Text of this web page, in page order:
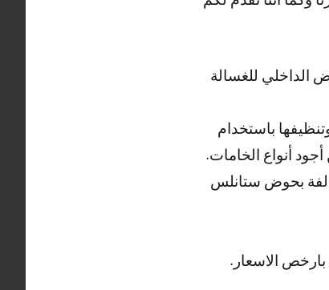
الداخلي للغسالة
باستخدام
أنواع الخامات.
بحوض ستانلس
الاسعار.